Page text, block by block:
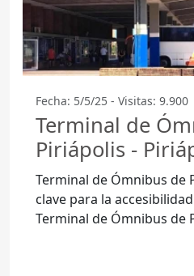
Fecha: 5/5/25 - Visitas: 9.900
Terminal de
Piriápolis -
Terminal de Ómnibus de
clave para la accesibilidad
Terminal de Ómnibus de